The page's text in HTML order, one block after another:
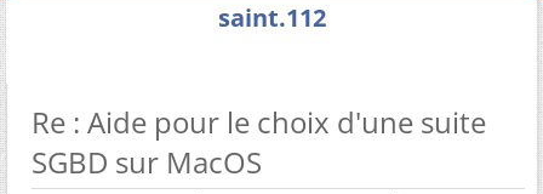
saint.112
Re : Aide pour le choix d'une suite
SGBD sur MacOS